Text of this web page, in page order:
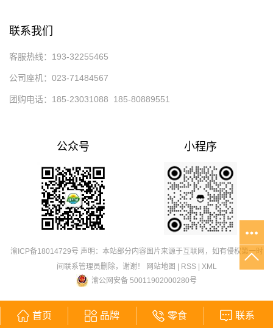
联系我们
客服热线：193-32255465
公司座机：023-71484567
团购电话：185-23031088 185-80889551
公众号 小程序
渝ICP备18014729号 声明：本站部分内容图片来源于互联网，如有侵权第一时
间联系管理员删除，谢谢！
网站地图 RSS| XML
渝公网安备 50011902000280号
首页 品牌 零食 联系